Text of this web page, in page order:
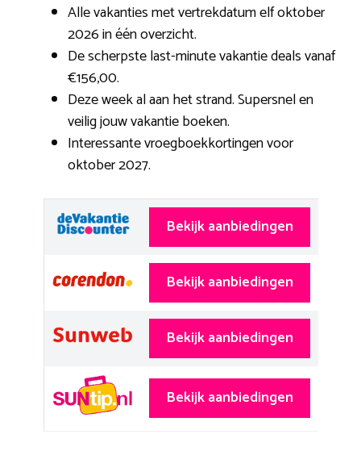
Alle vakanties met vertrekdatum elf oktober
2026 in één overzicht.
De scherpste last-minute vakantie deals vanaf
€156,00.
Deze week al aan het strand. Supersnel en
veilig jouw vakantie boeken.
Interessante vroegboekkortingen voor
oktober 2027.
Bekijk aanbiedingen
Bekijk aanbiedingen
Bekijk aanbiedingen
Bekijk aanbiedingen